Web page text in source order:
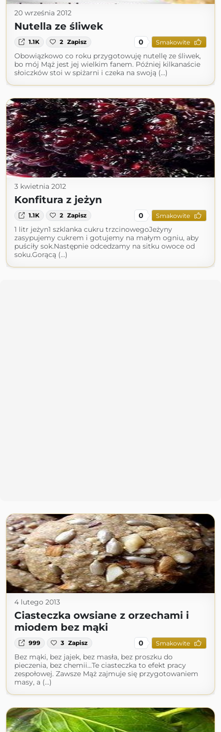
20 września 2012
Nutella ze śliwek
1.1K 2 Zapisz 0 Smakowite
Obowiązkowo co roku przygotowuję nutellę ze śliwek,
bo mój Mąż jest jej wielkim fanem. Później kilkanaście
słoiczków stoi w spiżarni i czeka na swoją (...)
3 kwietnia 2012
Konfitura z jeżyn
1.1K 2 Zapisz 0 Smakowite
1 litr jeżyn1 szklanka cukru trzcinowegoJeżyny
zasypujemy cukrem i gotujemy na małym ogniu, aby
puściły sok.Następnie odcedzamy na sitku owoce od
soku.Gorącą (...)
4 lutego 2013
Ciasteczka owsiane z orzechami i
miodem bez mąki
999 3 Zapisz 0 Smakowite
Bez mąki, bez jajek, bez masła, bez proszku do
pieczenia, bez chemii...Te ciasteczka to efekt pracy
zespołowej. Zawsze Mąż zajmuje się przygotowaniem
masy, a (...)